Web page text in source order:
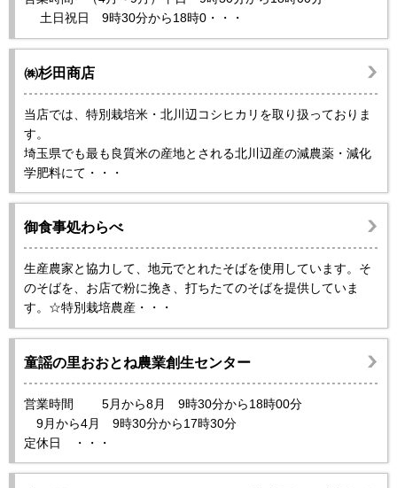
土日祝日 9時30分から18時0・・・
㈱杉田商店
当店では、特別栽培米・北川辺コシヒカリを取り扱っておりま
す。
埼玉県でも最も良質米の産地とされる北川辺産の減農薬・減化
学肥料にて・・・
御食事処わらべ
生産農家と協力して、地元でとれたそばを使用しています。そ
のそばを、お店で粉に挽き、打ちたてのそばを提供していま
す。☆特別栽培農産・・・
童謡の里おおとね農業創生センター
営業時間 5月から8月 9時30分から18時00分
9月から4月 9時30分から17時30分
定休日 ・・・